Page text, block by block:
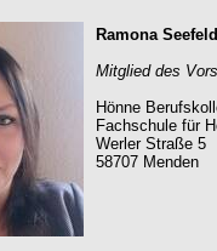
Ramona Seefeld
Mitglied des
Hönne
Fachschule für
Werler Straße 5
58707 Menden